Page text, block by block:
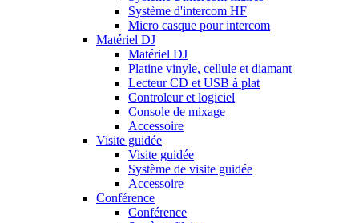
Système d'intercom HF
Micro casque pour intercom
Matériel DJ
Matériel DJ
Platine vinyle, cellule et diamant
Lecteur CD et USB à plat
Controleur et logiciel
Console de mixage
Accessoire
Visite guidée
Visite guidée
Système de visite guidée
Accessoire
Conférence
Conférence